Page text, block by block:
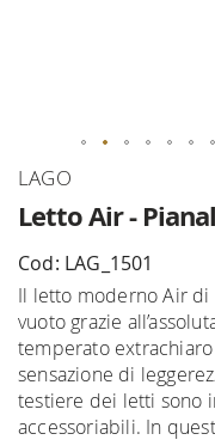
Letto Air -
LAGO
Cod: LAG_1501
Il letto moderno Air di
vuoto grazie
temperato
sensazione di
testiere dei letti sono
accessoriabili. In
Vai
della
galleria
di
immagini